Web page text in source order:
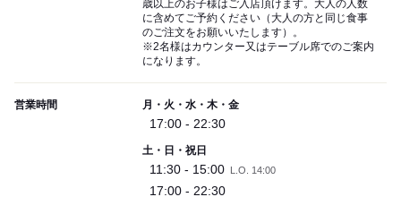
歳以上のお子様はご入店頂けます。大人の人数
に含めてご予約ください（大人の方と同じ食事
のご注文をお願いいたします）。
※2名様はカウンター又はテーブル席でのご案内
になります。
営業時間 月・火・水・木・金
17:00 - 22:30
土・日・祝日
11:30 - 15:00 L.O. 14:00
17:00 - 22:30